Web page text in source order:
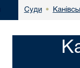
Суди •